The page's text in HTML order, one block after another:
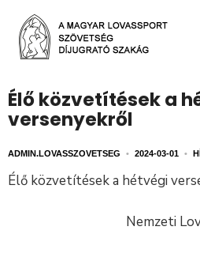
Élő közvetítések a
versenyekről
ADMIN.LOVASSZOVETSEG • 2024-03-01 •
Élő közvetítések a hétvégi
Nemzeti